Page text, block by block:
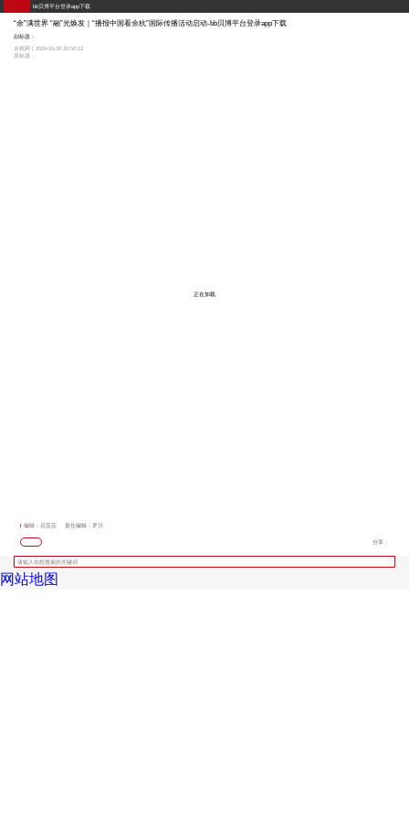
bb贝博平台登录app下载
“余”满世界 “融”光焕发｜“播报中国看余杭”国际传播活动启动-bb贝博平台登录app下载
副标题：
央视网 | 2024-10-30 20:50:12
原标题：
正在加载
编辑：吕莎莎 责任编辑：罗川
分享：
网站地图